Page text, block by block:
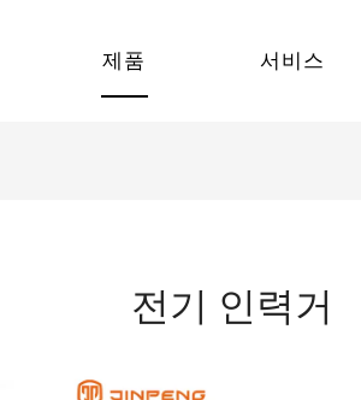
제품
전기 세발자전거
전기 레저 세발자전거
서비스
전기 인력거